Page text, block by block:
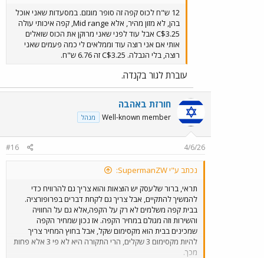
12 ש"ח לכוס קפה זה סופר מוגזם. במסעדות שאני אוכל
בהן, לא מזון מהיר, אלא Mid range, קפה איכותי עולה
C$3.25 אבל עוד לפני שאני מרוקן את הכוס שואלים
אותי אם אני רוצה עוד וממלאים לי כמה פעמים שאני
רוצה, בלי הגבלה. C$3.25 זה 6.76 ש"ח.
עוברת לגור בקנדה.
חורזת באהבה
Well-known member מנהל
4/6/26
#16
נכתב ע"י SupermanZW:
תראי, ברור שלעסק יש הוצאות והוא צריך גם להרוויח כדי
להמשיך להתקיים, אבל צריך גם לקחת דברים בפרופורציה.
בבית קפה משלמים לא רק על הקפה,אלא גם על החוויה
והשירות וזה מגולם במחיר הקפה. אז נכון שמחיר הקפה
שמכינים בבית הוא מקסימום שקל, אבל בחוץ המחיר צריך
להיות מקסימום 3 שקלים, הרי התקורה היא לא פי 3 אלא פחות
מכך.